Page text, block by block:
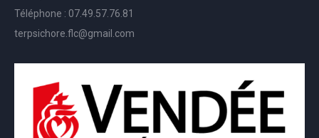
Téléphone : 07.49.57.76.81
terpsichore.flc@gmail.com